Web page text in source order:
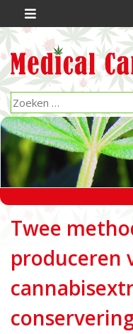
Twee
produceren